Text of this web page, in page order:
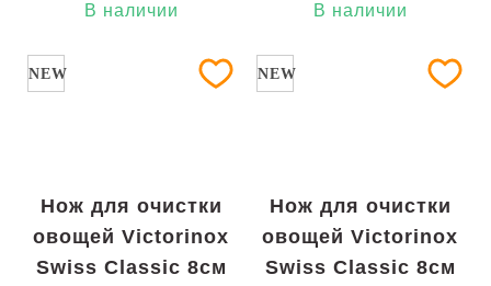
В наличии
В наличии
NEW
Нож для очистки
овощей Victorinox
Swiss Classic 8см
NEW
Нож для очистки
овощей Victorinox
Swiss Classic 8см